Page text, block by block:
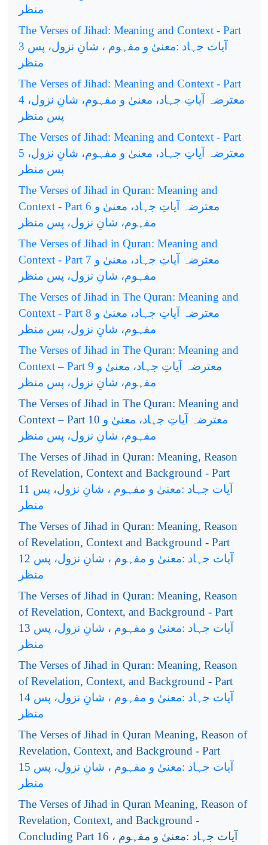
منظر
The Verses of Jihad: Meaning and Context - Part
3 آیات جہاد :معنیٰ و مفہوم ، شانِ نزول، پس
منظر
The Verses of Jihad: Meaning and Context - Part
4 معترضہ آیاتِ جہاد، معنیٰ و مفہوم، شانِ نزول،
پس منظر
The Verses of Jihad: Meaning and Context - Part
5 معترضہ آیاتِ جہاد، معنیٰ و مفہوم، شانِ نزول،
پس منظر
The Verses of Jihad in Quran: Meaning and
Context - Part 6 معترضہ آیاتِ جہاد، معنیٰ و
مفہوم، شانِ نزول، پس منظر
The Verses of Jihad in Quran: Meaning and
Context - Part 7 معترضہ آیاتِ جہاد، معنیٰ و
مفہوم، شانِ نزول، پس منظر
The Verses of Jihad in The Quran: Meaning and
Context - Part 8 معترضہ آیاتِ جہاد، معنیٰ و
مفہوم، شانِ نزول، پس منظر
The Verses of Jihad in The Quran: Meaning and
Context – Part 9 معترضہ آیاتِ جہاد، معنیٰ و
مفہوم، شانِ نزول، پس منظر
The Verses of Jihad in The Quran: Meaning and
Context – Part 10 معترضہ آیاتِ جہاد، معنیٰ و
مفہوم، شانِ نزول، پس منظر
The Verses of Jihad in Quran: Meaning, Reason
of Revelation, Context and Background - Part
11 آیات جہاد :معنیٰ و مفہوم ، شانِ نزول، پس
منظر
The Verses of Jihad in Quran: Meaning, Reason
of Revelation, Context and Background - Part
12 آیات جہاد :معنیٰ و مفہوم ، شانِ نزول، پس
منظر
The Verses of Jihad in Quran: Meaning, Reason
of Revelation, Context, and Background - Part
13 آیات جہاد :معنیٰ و مفہوم ، شانِ نزول، پس
منظر
The Verses of Jihad in Quran: Meaning, Reason
of Revelation, Context, and Background - Part
14 آیات جہاد :معنیٰ و مفہوم ، شانِ نزول، پس
منظر
The Verses of Jihad in Quran Meaning, Reason of
Revelation, Context, and Background - Part
15 آیات جہاد :معنیٰ و مفہوم ، شانِ نزول، پس
منظر
The Verses of Jihad in Quran Meaning, Reason of
Revelation, Context, and Background -
Concluding Part 16 آیات جہاد :معنیٰ و مفہوم ،